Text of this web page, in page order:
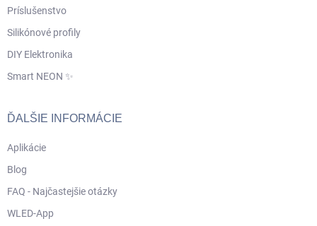
Príslušenstvo
Silikónové profily
DIY Elektronika
Smart NEON ✨
ĎALŠIE INFORMÁCIE
Aplikácie
Blog
FAQ - Najčastejšie otázky
WLED-App